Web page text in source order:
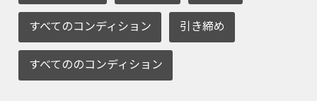
すべてのコンディション 引き締め
すべてののコンディション